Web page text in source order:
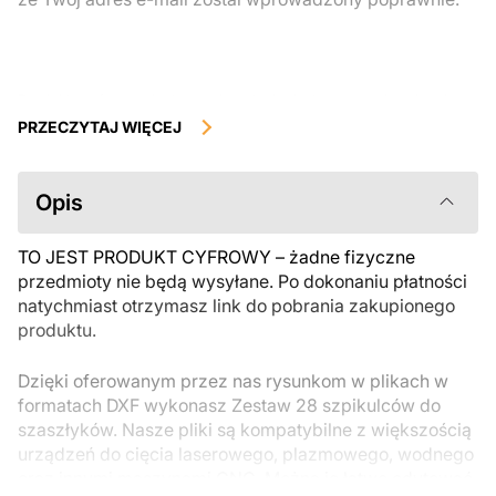
podlegają zwrotowi ani wymianie po ich pobraniu. Zalecamy
przed zakupem. Jeśli masz jakiekolwiek problemy z zamówieniem,
skontaktuj się bezpośrednio ze sprzedawcą.
PRZECZYTAJ WIĘCEJ
Opis
TO JEST PRODUKT CYFROWY – żadne fizyczne
przedmioty nie będą wysyłane. Po dokonaniu płatności
natychmiast otrzymasz link do pobrania zakupionego
produktu.
Dzięki oferowanym przez nas rysunkom w plikach w
formatach DXF wykonasz Zestaw 28 szpikulców do
szaszłyków. Nasze pliki są kompatybilne z większością
urządzeń do cięcia laserowego, plazmowego, wodnego